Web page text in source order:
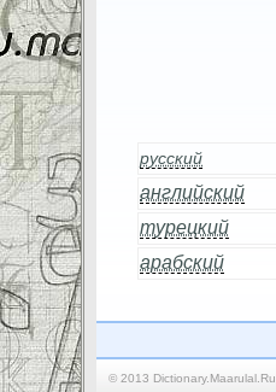
русский
английский
турецкий
арабский
© 2013 Dictionary.Maarulal.Ru